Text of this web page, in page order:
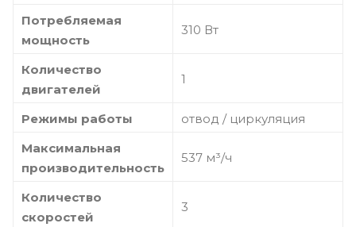
Потребляемая
мощность
310 Вт
Количество
двигателей
1
Режимы работы
отвод / циркуляция
Максимальная
производительность
537 м³/ч
Количество
скоростей
3